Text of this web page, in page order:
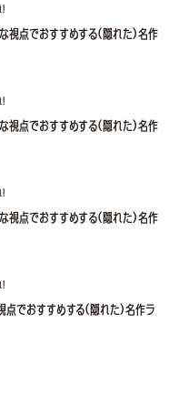
視点でおすすめする(隠れた)名作
視点でおすすめする(隠れた)名作
視点でおすすめする(隠れた)名作
点でおすすめする(隠れた)名作ラ